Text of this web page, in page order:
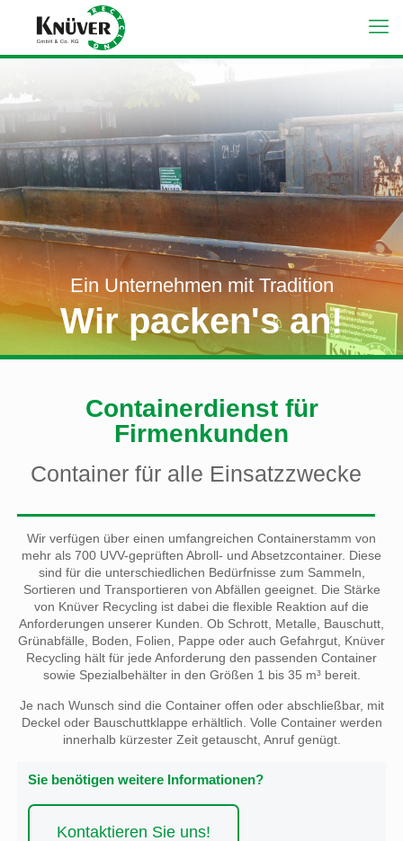
Ein Unternehmen mit Tradition
Wir packen's an!
Containerdienst für
Firmenkunden
Container für alle Einsatzzwecke
Wir verfügen über einen umfangreichen Containerstamm von
mehr als 700 UVV-geprüften Abroll- und Absetzcontainer. Diese
sind für die unterschiedlichen Bedürfnisse zum Sammeln,
Sortieren und Transportieren von Abfällen geeignet. Die Stärke
von Knüver Recycling ist dabei die flexible Reaktion auf die
Anforderungen unserer Kunden. Ob Schrott, Metalle, Bauschutt,
Grünabfälle, Boden, Folien, Pappe oder auch Gefahrgut, Knüver
Recycling hält für jede Anforderung den passenden Container
sowie Spezialbehälter in den Größen 1 bis 35 m³ bereit.
Je nach Wunsch sind die Container offen oder abschließbar, mit
Deckel oder Bauschuttklappe erhältlich. Volle Container werden
innerhalb kürzester Zeit getauscht, Anruf genügt.
Sie benötigen weitere Informationen?
Kontaktieren Sie uns!